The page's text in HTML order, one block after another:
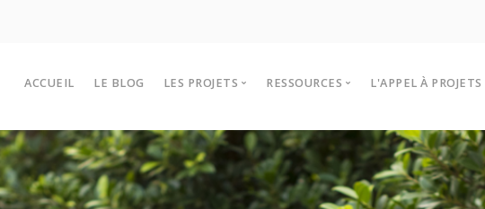
ACCUEIL LE BLOG LES PROJETS
Les projets Lékol’O 2025-2026
Historiques des projets
RESSOURCES
Outils et infos
Sites à visiter
Intervenants
L'APPEL À PROJETS
Présentation
Foire aux
Thématique